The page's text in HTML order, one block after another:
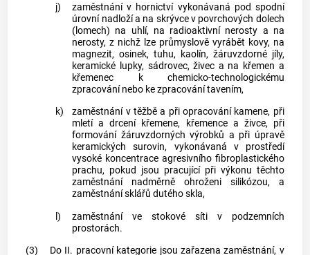
j)
zaměstnánív hornictví vykonávaná pod spodní
úrovní nadloží a na skrývce v povrchových dolech
(lomech) na uhlí, na radioaktivní nerosty a na
nerosty, z nichž lze průmyslově vyrábět kovy, na
magnezit, osinek, tuhu, kaolín, žáruvzdorné jíly,
keramické lupky, sádrovec, živec a na křemen a
křemenec k chemicko-technologickému
zpracování nebo ke zpracování tavením,
k)
zaměstnánív těžbě a při opracování kamene, při
mletí a drcení křemene, křemence a živce, při
formování žáruvzdorných výrobků a při úpravě
keramických surovin, vykonávaná v prostředí
vysoké koncentrace agresivního fibroplastického
prachu, pokud jsou pracující při výkonu těchto
zaměstnánínadměrně ohroženi silikózou, a
zaměstnánísklářů dutého skla,
l)
zaměstnáníve stokové síti v podzemních
prostorách.
(3)
Do II. pracovní kategorie jsou zařazenazaměstnání, v